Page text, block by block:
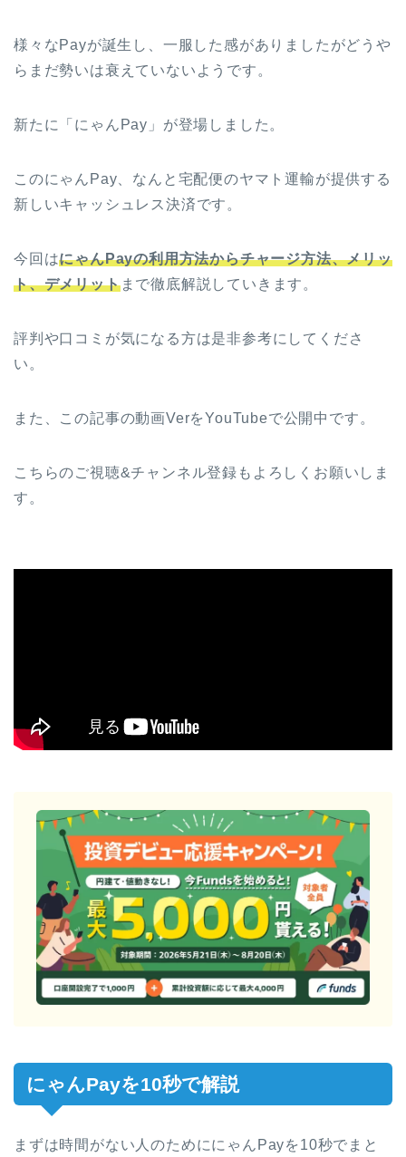
様々なPayが誕生し、一服した感がありましたがどうや
らまだ勢いは衰えていないようです。
新たに「にゃんPay」が登場しました。
このにゃんPay、なんと宅配便のヤマト運輸が提供する
新しいキャッシュレス決済です。
今回はにゃんPayの利用方法からチャージ方法、メリッ
ト、デメリットまで徹底解説していきます。
評判や口コミが気になる方は是非参考にしてくださ
い。
また、この記事の動画VerをYouTubeで公開中です。
こちらのご視聴&チャンネル登録もよろしくお願いしま
す。
にゃんPayを10秒で解説
まずは時間がない人のためににゃんPayを10秒でまと